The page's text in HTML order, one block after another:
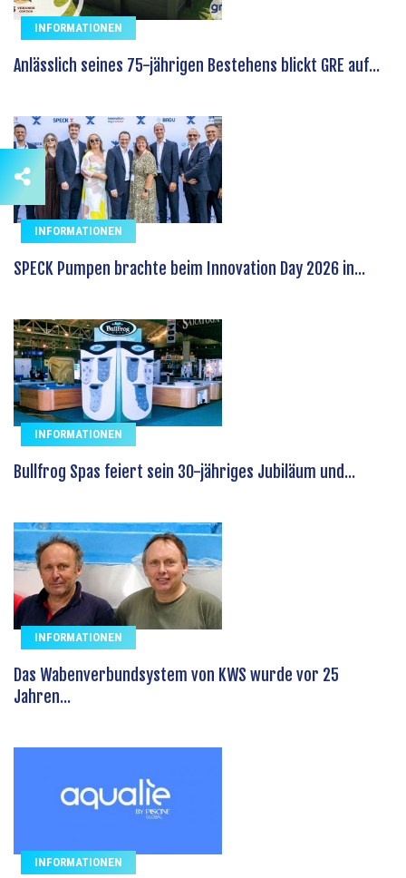
INFORMATIONEN
Anlässlich seines 75-jährigen Bestehens blickt GRE auf...
INFORMATIONEN
SPECK Pumpen brachte beim Innovation Day 2026 in...
INFORMATIONEN
Bullfrog Spas feiert sein 30-jähriges Jubiläum und...
INFORMATIONEN
Das Wabenverbundsystem von KWS wurde vor 25
Jahren...
INFORMATIONEN